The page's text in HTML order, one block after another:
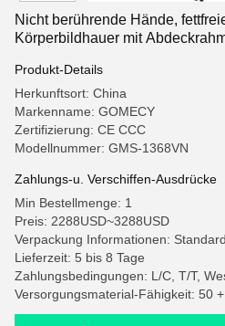
Nicht berührende Hände,
Körperbildhauer mit
Produkt-Details
Herkunftsort: China
Markenname: GOMECY
Zertifizierung: CE CCC
Modellnummer: GMS-1368VN
Zahlungs-u. Verschiffen-Ausdrücke
Min Bestellmenge: 1
Preis: 2288USD~3288USD
Verpackung Informationen:
Lieferzeit: 5 bis 8 Tage
Zahlungsbedingungen: L/C, T/T,
Versorgungsmaterial-Fähigkeit: 50